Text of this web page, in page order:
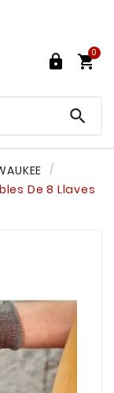
 
0

De 8 Llaves